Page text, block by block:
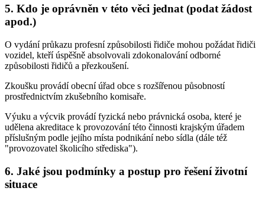
5. Kdo je oprávněn v této věci jednat (podat žádost
apod.)
O vydání průkazu profesní způsobilosti řidiče mohou požádat řidiči
vozidel, kteří úspěšně absolvovali zdokonalování odborné
způsobilosti řidičů a přezkoušení.
Zkoušku provádí obecní úřad obce s rozšířenou působností
prostřednictvím zkušebního komisaře.
Výuku a výcvik provádí fyzická nebo právnická osoba, které je
udělena akreditace k provozování této činnosti krajským úřadem
příslušným podle jejího místa podnikání nebo sídla (dále též
"provozovatel školicího střediska").
6. Jaké jsou podmínky a postup pro řešení životní
situace